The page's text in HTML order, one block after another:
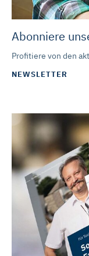
Abonniere
Profitiere von den
NEWSLETTER